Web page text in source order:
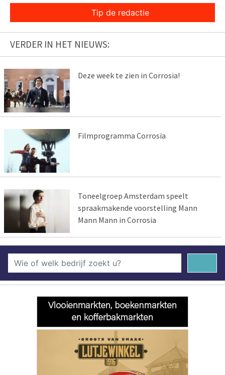
Tip de redactie
VERDER IN HET NIEUWS:
Deze week te zien in Corrosia!
Filmprogramma Corrosia
Toneelgroep Amsterdam speelt
spraakmakende voorstelling Mann
Mann Mann in Corrosia